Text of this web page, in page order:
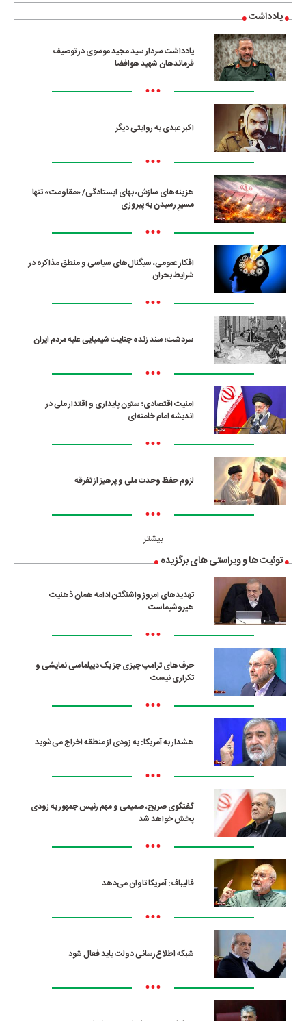
یادداشت
یادداشت سردار سید مجید موسوی در توصیف
فرماندهان شهید هوافضا
•••
اکبر عبدی به روایتی دیگر
•••
هزینه‌های سازش، بهای ایستادگی/ «مقاومت» تنها
مسیرِ رسیدن به پیروزی
•••
افکار عمومی، سیگنال‌های سیاسی و منطق مذاکره در
شرایط بحران
•••
سردشت؛ سند زنده جنایت شیمیایی علیه مردم ایران
•••
امنیت اقتصادی؛ ستون پایداری و اقتدار ملی در
اندیشه امام خامنه‌ای
•••
لزوم حفظ وحدت ملی و پرهیز از تفرقه
•••
بیشتر
توئیت ها و ویراستی های برگزیده
تهدیدهای امروز واشنگتن ادامه همان ذهنیت
هیروشیماست
•••
حرف‌های ترامپ چیزی جز یک دیپلماسی نمایشی و
تکراری نیست
•••
هشدار به آمریکا: به زودی از منطقه اخراج می‌شوید
•••
گفتگوی صریح، صمیمی و مهم رئیس جمهور به زودی
پخش خواهد شد
•••
قالیباف: آمریکا تاوان می‌دهد
•••
شبکه اطلاع‌رسانی دولت باید فعال شود
•••